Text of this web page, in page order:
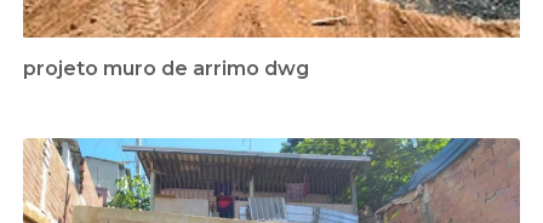
projeto muro de arrimo dwg